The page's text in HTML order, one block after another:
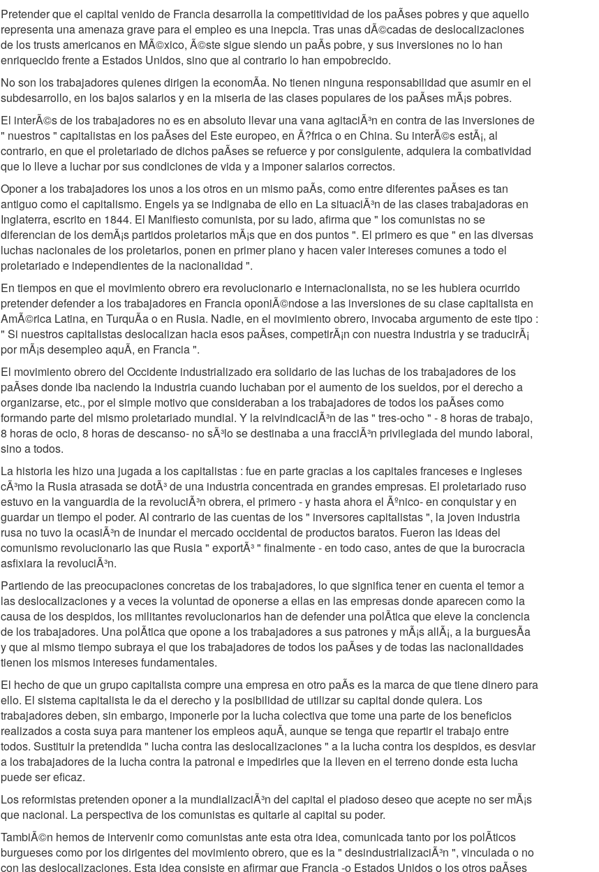
Pretender que el capital venido de Francia desarrolla la competitividad de los paÃses pobres y que aquello
representa una amenaza grave para el empleo es una inepcia. Tras unas dÃ©cadas de deslocalizaciones
de los trusts americanos en MÃ©xico, Ã©ste sigue siendo un paÃs pobre, y sus inversiones no lo han
enriquecido frente a Estados Unidos, sino que al contrario lo han empobrecido.
No son los trabajadores quienes dirigen la economÃa. No tienen ninguna responsabilidad que asumir en el
subdesarrollo, en los bajos salarios y en la miseria de las clases populares de los paÃses mÃ¡s pobres.
El interÃ©s de los trabajadores no es en absoluto llevar una vana agitaciÃ³n en contra de las inversiones de
" nuestros " capitalistas en los paÃses del Este europeo, en Ã?frica o en China. Su interÃ©s estÃ¡, al
contrario, en que el proletariado de dichos paÃses se refuerce y por consiguiente, adquiera la combatividad
que lo lleve a luchar por sus condiciones de vida y a imponer salarios correctos.
Oponer a los trabajadores los unos a los otros en un mismo paÃs, como entre diferentes paÃses es tan
antiguo como el capitalismo. Engels ya se indignaba de ello en La situaciÃ³n de las clases trabajadoras en
Inglaterra, escrito en 1844. El Manifiesto comunista, por su lado, afirma que " los comunistas no se
diferencian de los demÃ¡s partidos proletarios mÃ¡s que en dos puntos ". El primero es que " en las diversas
luchas nacionales de los proletarios, ponen en primer plano y hacen valer intereses comunes a todo el
proletariado e independientes de la nacionalidad ".
En tiempos en que el movimiento obrero era revolucionario e internacionalista, no se les hubiera ocurrido
pretender defender a los trabajadores en Francia oponiÃ©ndose a las inversiones de su clase capitalista en
AmÃ©rica Latina, en TurquÃa o en Rusia. Nadie, en el movimiento obrero, invocaba argumento de este tipo :
" Si nuestros capitalistas deslocalizan hacia esos paÃses, competirÃ¡n con nuestra industria y se traducirÃ¡
por mÃ¡s desempleo aquÃ, en Francia ".
El movimiento obrero del Occidente industrializado era solidario de las luchas de los trabajadores de los
paÃses donde iba naciendo la industria cuando luchaban por el aumento de los sueldos, por el derecho a
organizarse, etc., por el simple motivo que consideraban a los trabajadores de todos los paÃses como
formando parte del mismo proletariado mundial. Y la reivindicaciÃ³n de las " tres-ocho " - 8 horas de trabajo,
8 horas de ocio, 8 horas de descanso- no sÃ³lo se destinaba a una fracciÃ³n privilegiada del mundo laboral,
sino a todos.
La historia les hizo una jugada a los capitalistas : fue en parte gracias a los capitales franceses e ingleses
cÃ³mo la Rusia atrasada se dotÃ³ de una industria concentrada en grandes empresas. El proletariado ruso
estuvo en la vanguardia de la revoluciÃ³n obrera, el primero - y hasta ahora el Ãºnico- en conquistar y en
guardar un tiempo el poder. Al contrario de las cuentas de los " inversores capitalistas ", la joven industria
rusa no tuvo la ocasiÃ³n de inundar el mercado occidental de productos baratos. Fueron las ideas del
comunismo revolucionario las que Rusia " exportÃ³ " finalmente - en todo caso, antes de que la burocracia
asfixiara la revoluciÃ³n.
Partiendo de las preocupaciones concretas de los trabajadores, lo que significa tener en cuenta el temor a
las deslocalizaciones y a veces la voluntad de oponerse a ellas en las empresas donde aparecen como la
causa de los despidos, los militantes revolucionarios han de defender una polÃtica que eleve la conciencia
de los trabajadores. Una polÃtica que opone a los trabajadores a sus patrones y mÃ¡s allÃ¡, a la burguesÃa
y que al mismo tiempo subraya el que los trabajadores de todos los paÃses y de todas las nacionalidades
tienen los mismos intereses fundamentales.
El hecho de que un grupo capitalista compre una empresa en otro paÃs es la marca de que tiene dinero para
ello. El sistema capitalista le da el derecho y la posibilidad de utilizar su capital donde quiera. Los
trabajadores deben, sin embargo, imponerle por la lucha colectiva que tome una parte de los beneficios
realizados a costa suya para mantener los empleos aquÃ, aunque se tenga que repartir el trabajo entre
todos. Sustituir la pretendida " lucha contra las deslocalizaciones " a la lucha contra los despidos, es desviar
a los trabajadores de la lucha contra la patronal e impedirles que la lleven en el terreno donde esta lucha
puede ser eficaz.
Los reformistas pretenden oponer a la mundializaciÃ³n del capital el piadoso deseo que acepte no ser mÃ¡s
que nacional. La perspectiva de los comunistas es quitarle al capital su poder.
TambiÃ©n hemos de intervenir como comunistas ante esta otra idea, comunicada tanto por los polÃticos
burgueses como por los dirigentes del movimiento obrero, que es la " desindustrializaciÃ³n ", vinculada o no
con las deslocalizaciones. Esta idea consiste en afirmar que Francia -o Estados Unidos o los otros paÃses